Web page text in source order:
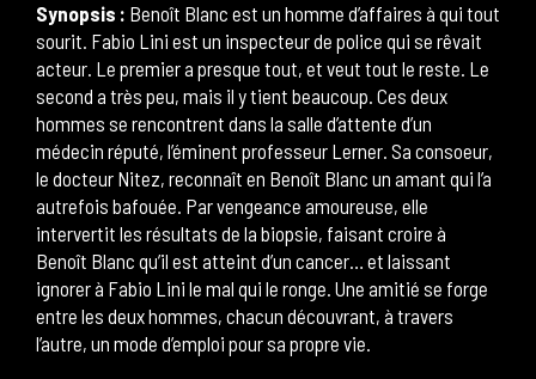
Synopsis : Benoît Blanc est un homme d’affaires à qui tout
sourit. Fabio Lini est un inspecteur de police qui se rêvait
acteur. Le premier a presque tout, et veut tout le reste. Le
second a très peu, mais il y tient beaucoup. Ces deux
hommes se rencontrent dans la salle d’attente d’un
médecin réputé, l’éminent professeur Lerner. Sa consoeur,
le docteur Nitez, reconnaît en Benoît Blanc un amant qui l’a
autrefois bafouée. Par vengeance amoureuse, elle
intervertit les résultats de la biopsie, faisant croire à
Benoît Blanc qu’il est atteint d’un cancer… et laissant
ignorer à Fabio Lini le mal qui le ronge. Une amitié se forge
entre les deux hommes, chacun découvrant, à travers
l’autre, un mode d’emploi pour sa propre vie.